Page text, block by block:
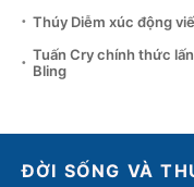
Thúy Diễm xúc động
Tuấn Cry chính thức
Bling
ĐỜI SỐNG VÀ